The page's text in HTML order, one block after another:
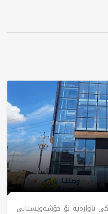
ناوازەیە بۆ خۆشەویستانی